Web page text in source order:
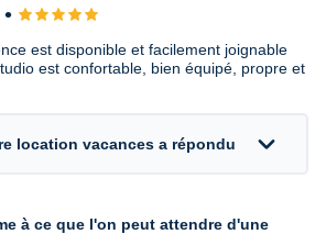
Avis 5 sur 5
est disponible et facilement joignable
est confortable, bien équipé, propre et
location vacances a répondu expand_more
à ce que l'on peut attendre d'une